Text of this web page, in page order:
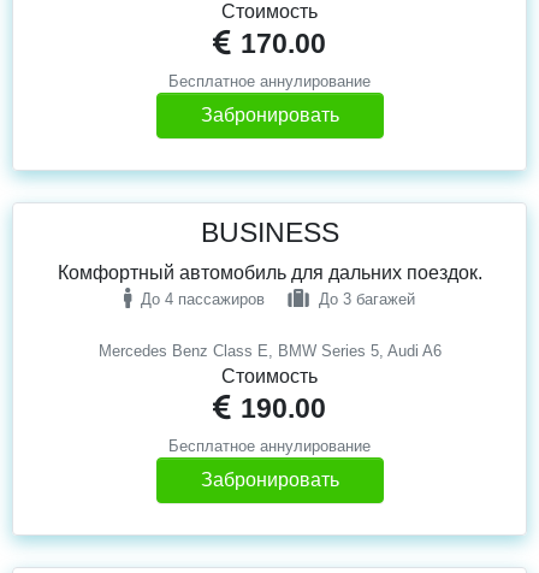
Стоимость
170.00
Бесплатное аннулирование
Забронировать
Mercedes Benz Class E, BMW Series 5, Audi A6
BUSINESS
Комфортный автомобиль для дальних поездок.
До 4 пассажиров До 3 багажей
Стоимость
190.00
Бесплатное аннулирование
Забронировать